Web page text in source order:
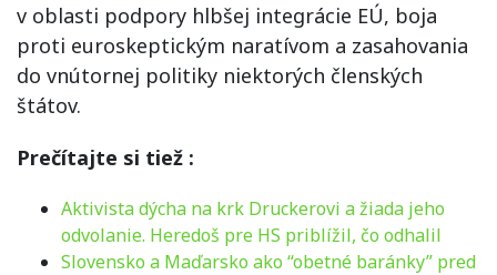
v oblasti podpory hlbšej integrácie EÚ, boja
proti euroskeptickým naratívom a zasahovania
do vnútornej politiky niektorých členských
štátov.
Prečítajte si tiež :
Aktivista dýcha na krk Druckerovi a žiada jeho
odvolanie. Heredoš pre HS priblížil, čo odhalil
Slovensko a Maďarsko ako “obetné baránky” pred